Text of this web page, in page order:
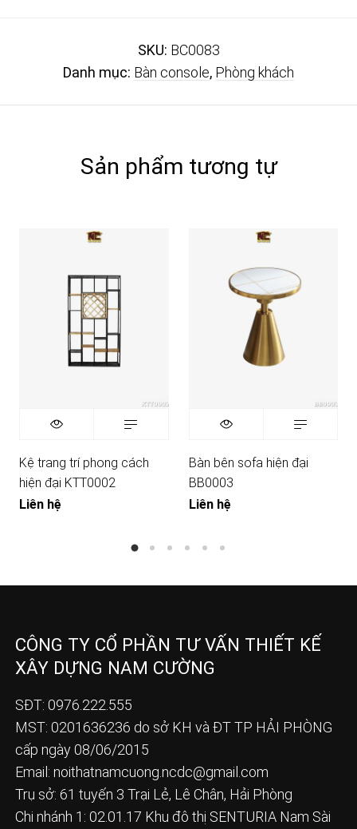
SKU: BC0083
Danh mục: Bàn console, Phòng khách
Sản phẩm tương tự
Kệ trang trí phong cách
hiện đại KTT0002
Liên hệ
Bàn bên sofa hiện đại
BB0003
Liên hệ
CÔNG TY CỔ PHẦN TƯ VẤN THIẾT KẾ
XÂY DỰNG NAM CƯỜNG
SĐT: 0976.222.555
MST: 0201636236 do sở KH và ĐT TP HẢI PHÒNG
cấp ngày 08/06/2015
Email: noithatnamcuong.ncdc@gmail.com
Trụ sở: 61 tuyến 3 Trại Lẻ, Lê Chân, Hải Phòng
Chi nhánh 1: 02.01.17 Khu đô thị SENTURIA Nam Sài